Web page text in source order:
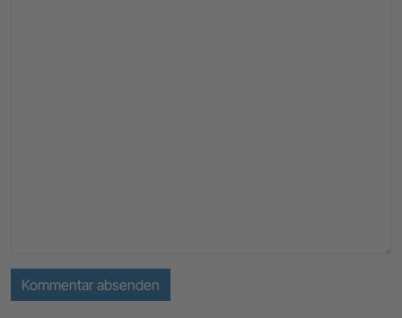
Kommentar absenden